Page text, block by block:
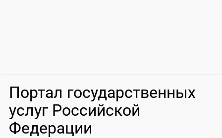
Портал государственных
услуг Российской
Федерации